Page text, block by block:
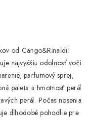
od Cango&Rinaldi!
najvyššiu odolnosť voči
parfumový sprej,
paleta a hmotnosť perál
perál. Počas nosenia
dlhodobé pohodlie pre